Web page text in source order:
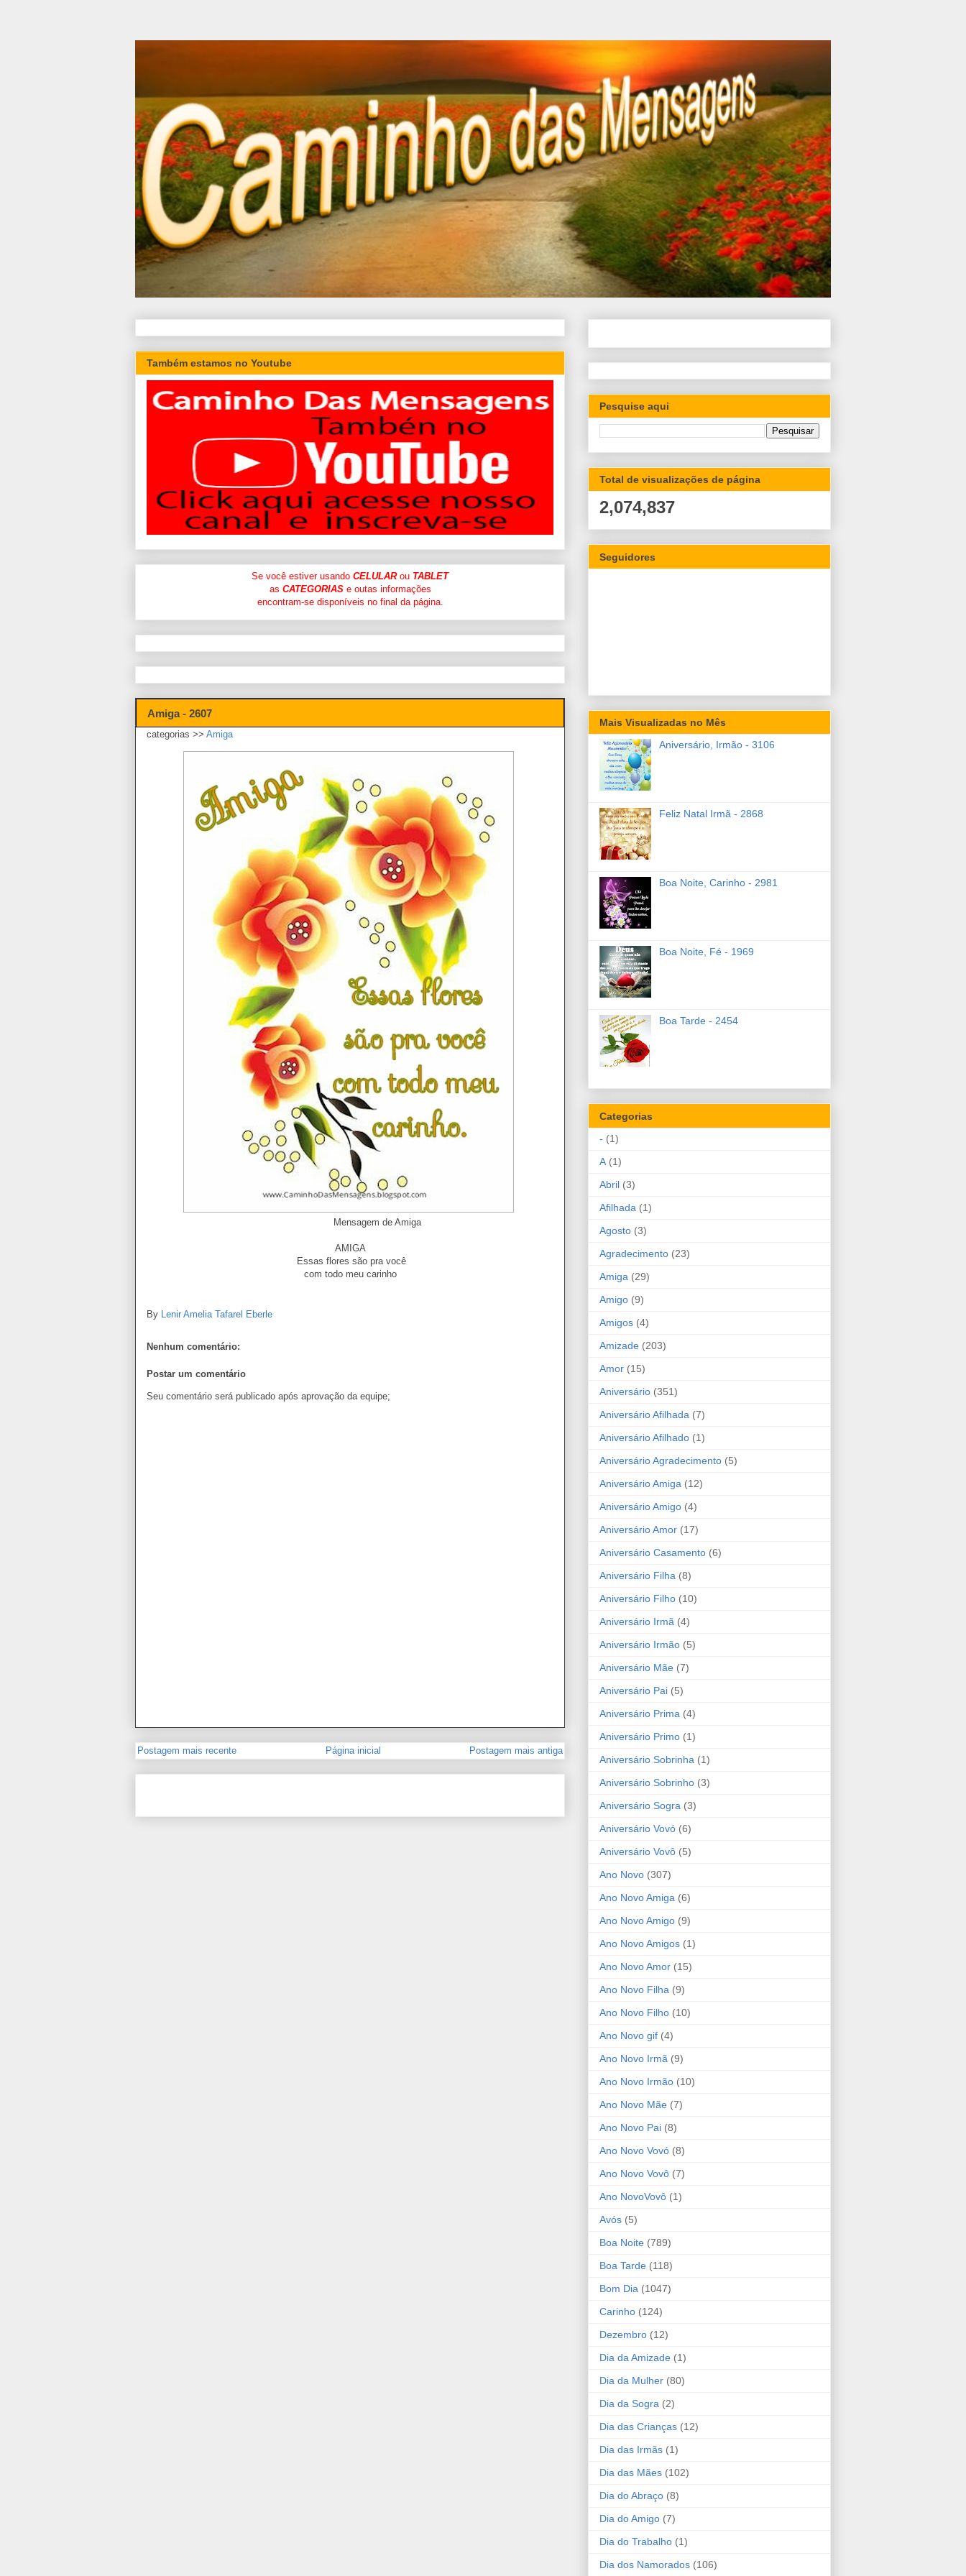
Também estamos no Youtube
Se você estiver usando CELULARou TABLET
as CATEGORIASe outas informações
encontram-se disponíveis no final da página.
Amiga - 2607
categorias >> Amiga
Mensagem de Amiga
AMIGA
Essas flores são pra você
com todo meu carinho
By Lenir Amelia Tafarel Eberle
Nenhum comentário:
Postar um comentário
Seu comentário será publicado após aprovação da equipe;
Postagem mais recente Postagem mais antiga
Página inicial
Pesquise aqui
Total de visualizações de página
2,074,837
Seguidores
Mais Visualizadas no Mês
Aniversário, Irmão - 3106
Feliz Natal Irmã - 2868
Boa Noite, Carinho - 2981
Boa Noite, Fé - 1969
Boa Tarde - 2454
Categorias
- (1)
A (1)
Abril (3)
Afilhada (1)
Agosto (3)
Agradecimento (23)
Amiga (29)
Amigo (9)
Amigos (4)
Amizade (203)
Amor (15)
Aniversário (351)
Aniversário Afilhada (7)
Aniversário Afilhado (1)
Aniversário Agradecimento (5)
Aniversário Amiga (12)
Aniversário Amigo (4)
Aniversário Amor (17)
Aniversário Casamento (6)
Aniversário Filha (8)
Aniversário Filho (10)
Aniversário Irmã (4)
Aniversário Irmão (5)
Aniversário Mãe (7)
Aniversário Pai (5)
Aniversário Prima (4)
Aniversário Primo (1)
Aniversário Sobrinha (1)
Aniversário Sobrinho (3)
Aniversário Sogra (3)
Aniversário Vovó (6)
Aniversário Vovô (5)
Ano Novo (307)
Ano Novo Amiga (6)
Ano Novo Amigo (9)
Ano Novo Amigos (1)
Ano Novo Amor (15)
Ano Novo Filha (9)
Ano Novo Filho (10)
Ano Novo gif (4)
Ano Novo Irmã (9)
Ano Novo Irmão (10)
Ano Novo Mãe (7)
Ano Novo Pai (8)
Ano Novo Vovó (8)
Ano Novo Vovô (7)
Ano NovoVovô (1)
Avós (5)
Boa Noite (789)
Boa Tarde (118)
Bom Dia (1047)
Carinho (124)
Dezembro (12)
Dia da Amizade (1)
Dia da Mulher (80)
Dia da Sogra (2)
Dia das Crianças (12)
Dia das Irmãs (1)
Dia das Mães (102)
Dia do Abraço (8)
Dia do Amigo (7)
Dia do Trabalho (1)
Dia dos Namorados (106)